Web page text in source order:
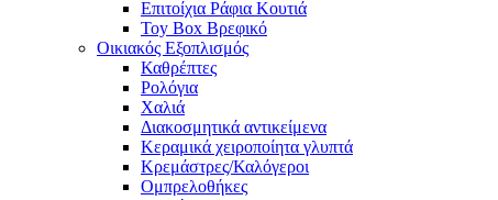
Επιτοίχια Ράφια Κουτιά
Toy Box Βρεφικό
Οικιακός Εξοπλισμός
Καθρέπτες
Ρολόγια
Χαλιά
Διακοσμητικά αντικείμενα
Κεραμικά χειροποίητα γλυπτά
Κρεμάστρες/Καλόγεροι
Ομπρελοθήκες